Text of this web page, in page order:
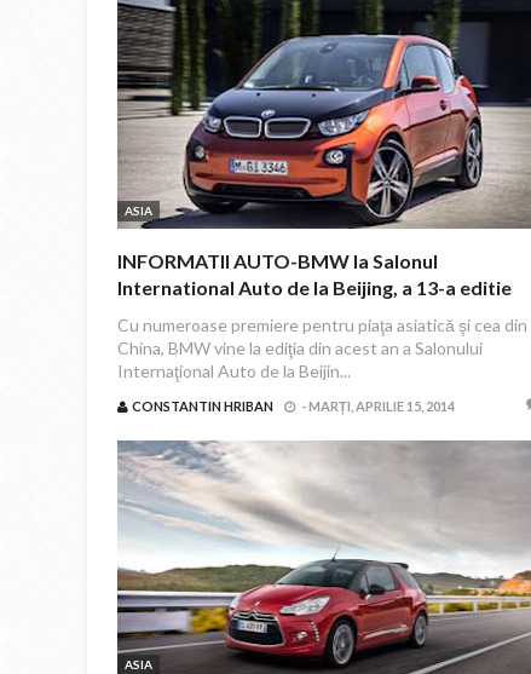
ASIA
INFORMATII AUTO-BMW la Salonul
International Auto de la Beijing, a 13-a editie
Cu numeroase premiere pentru piaţa asiatică şi cea din
China, BMW vine la ediţia din acest an a Salonului
Internaţional Auto de la Beijin...
CONSTANTIN HRIBAN -MARȚI, APRILIE 15, 2014
ASIA